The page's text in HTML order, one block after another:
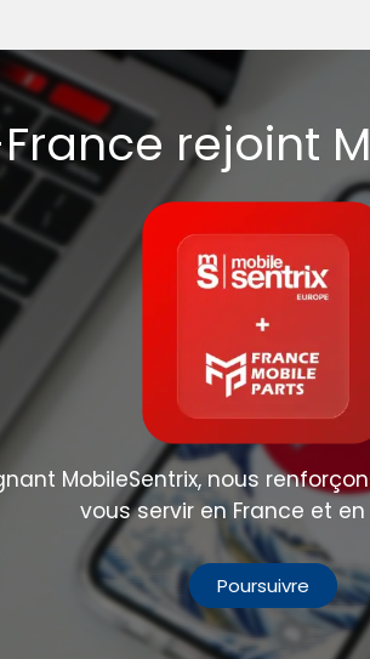
rejoint
MobileSentrix, nous
vous servir en France et en
Poursuivre